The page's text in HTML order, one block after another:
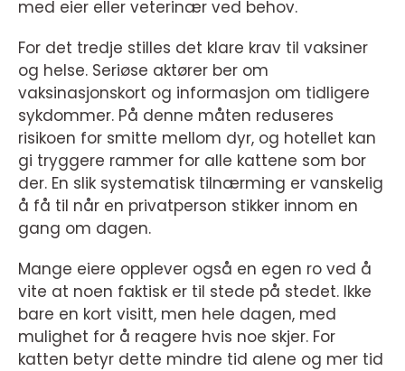
med eier eller veterinær ved behov.
For det tredje stilles det klare krav til vaksiner
og helse. Seriøse aktører ber om
vaksinasjonskort og informasjon om tidligere
sykdommer. På denne måten reduseres
risikoen for smitte mellom dyr, og hotellet kan
gi tryggere rammer for alle kattene som bor
der. En slik systematisk tilnærming er vanskelig
å få til når en privatperson stikker innom en
gang om dagen.
Mange eiere opplever også en egen ro ved å
vite at noen faktisk er til stede på stedet. Ikke
bare en kort visitt, men hele dagen, med
mulighet for å reagere hvis noe skjer. For
katten betyr dette mindre tid alene og mer tid